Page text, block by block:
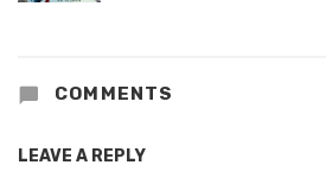
COMMENTS
LEAVE A REPLY